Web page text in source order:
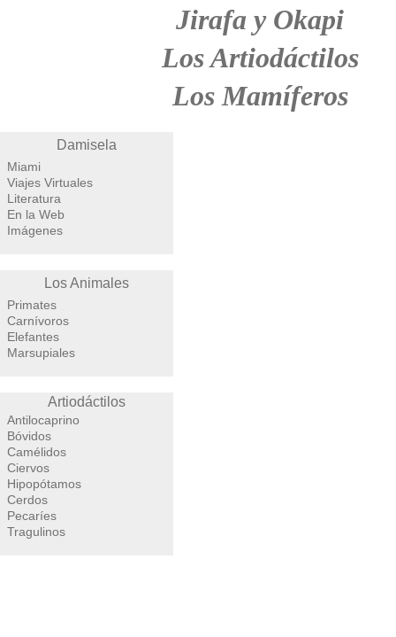
Jirafa y Okapi
Los Artiodáctilos
Los Mamíferos
Damisela
Miami
Viajes Virtuales
Literatura
En la Web
Imágenes
Los Animales
Primates
Carnívoros
Elefantes
Marsupiales
Artiodáctilos
Antilocaprino
Bóvidos
Camélidos
Ciervos
Hipopótamos
Cerdos
Pecaríes
Tragulinos